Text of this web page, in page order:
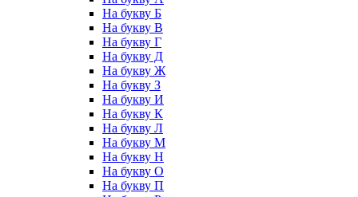
На букву Б
На букву В
На букву Г
На букву Д
На букву Ж
На букву З
На букву И
На букву К
На букву Л
На букву М
На букву Н
На букву О
На букву П